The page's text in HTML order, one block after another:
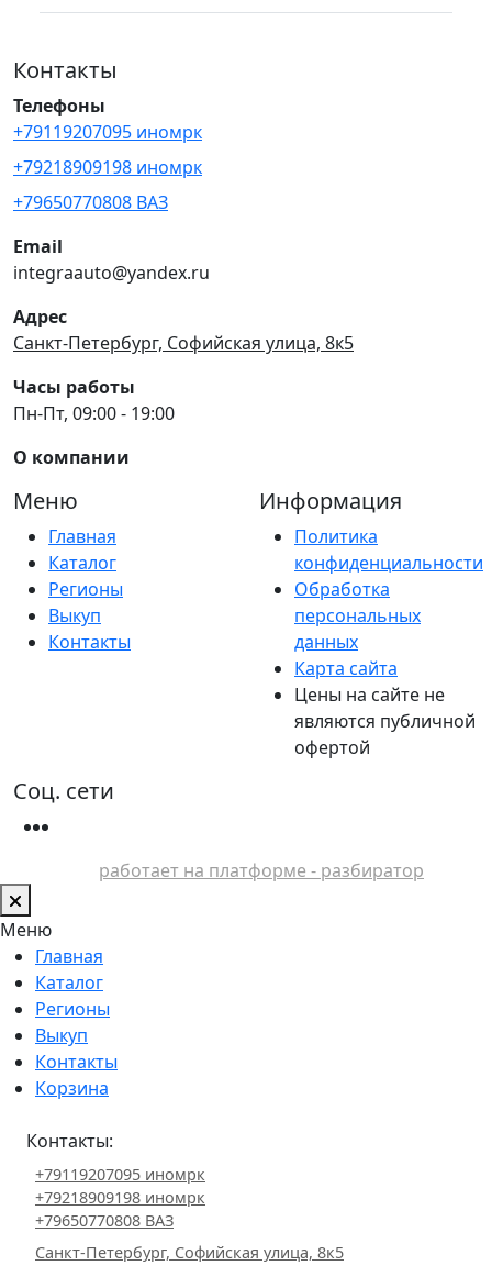
Контакты
Телефоны
+79119207095 иномрк
+79218909198 иномрк
+79650770808 ВАЗ
Email
integraauto@yandex.ru
Адрес
Санкт-Петербург, Софийская улица, 8к5
Часы работы
Пн-Пт, 09:00 - 19:00
О компании
Меню
Главная
Каталог
Регионы
Выкуп
Контакты
Информация
Политика
конфиденциальности
Обработка
персональных
данных
Карта сайта
Цены на сайте не
являются публичной
офертой
Соц. сети
работает на платформе - разбиратор
Меню
Главная
Каталог
Регионы
Выкуп
Контакты
Корзина
Контакты:
+79119207095 иномрк
+79218909198 иномрк
+79650770808 ВАЗ
Санкт-Петербург, Софийская улица, 8к5